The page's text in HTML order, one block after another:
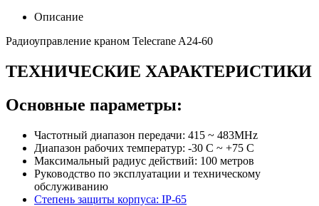
Описание
Радиоуправление краном Telecrane A24-60
ТЕХНИЧЕСКИЕ ХАРАКТЕРИСТИКИ
Основные параметры:
Частотный диапазон передачи: 415 ~ 483MHz
Диапазон рабочих температур: -30 С ~ +75 С
Максимальный радиус действий: 100 метров
Руководство по эксплуатации и техническому
обслуживанию
Степень защиты корпуса: IP-65